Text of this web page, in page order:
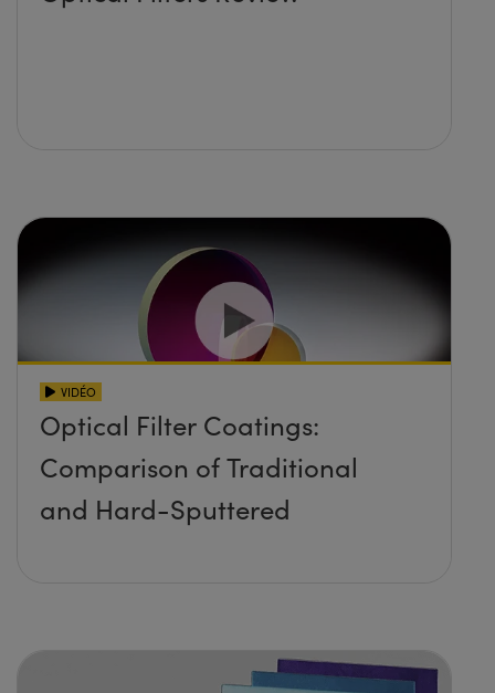
VIDÉO
Optical Filter Coatings:
Comparison of Traditional
and Hard-Sputtered